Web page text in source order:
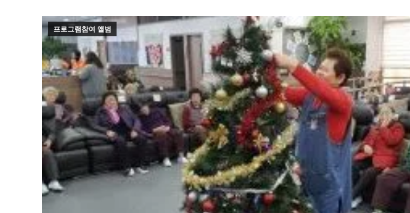
프로그램참여 앨범